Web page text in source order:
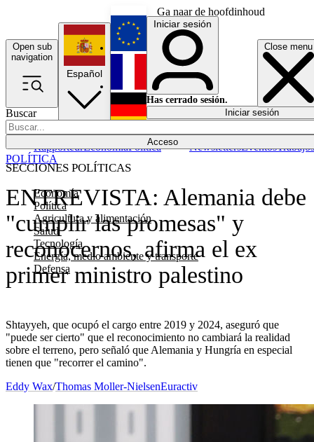
Ga naar de hoofdinhoud
Open sub
navigation
Close menu
Buscar
Acceso
SECCIONES POLÍTICAS
Economía
Política
Agricultura y alimentación
Salud
Tecnología
Energía, medio ambiente y transporte
Defensa
RapporteurEconomíaPolítica NewslettersEventosTrabajos
Español
English
Français
Iniciar sesión
Has cerrado sesión.
Iniciar sesión
ENTREVISTA: Alemania debe
"cumplir las promesas" y
reconocernos, afirma el ex
primer ministro palestino
Shtayyeh, que ocupó el cargo entre 2019 y 2024, aseguró que
"puede ser cierto" que el reconocimiento no cambiará la realidad
sobre el terreno, pero señaló que Alemania y Hungría en especial
tienen que "recorrer el camino".
POLÍTICA
Eddy Wax/Thomas Moller-NielsenEuractiv